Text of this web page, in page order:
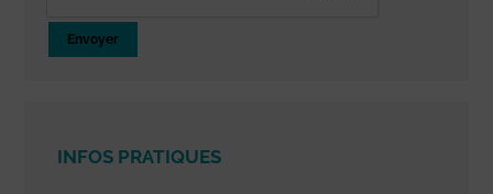
Envoyer
INFOS PRATIQUES